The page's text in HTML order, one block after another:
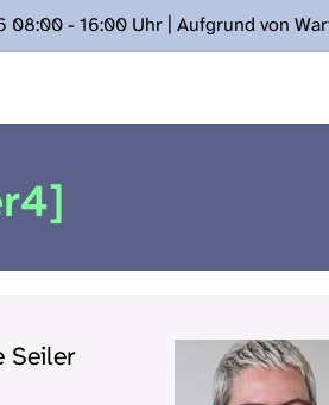
08:00 - 16:00 Uhr | Aufgrund von
Seiler